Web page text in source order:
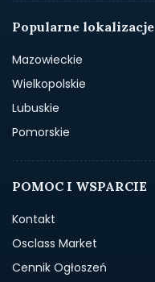
Popularne lokalizacje
Mazowieckie
Wielkopolskie
Lubuskie
Pomorskie
POMOC I WSPARCIE
Kontakt
Osclass Market
Cennik Ogłoszeń